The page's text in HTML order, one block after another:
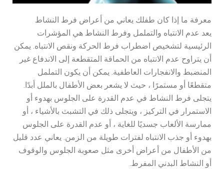
معرفة ما إذا كان طفلك يعاني من أعراض فرط النشاط
يعد عدم الانتباه والتململ وفرط النشاط هي المؤشرات
الرئيسية لتشخيص اضطراب فرط الحركة ونقص الانتباه. يمكن
أن يتراوح عدم الانتباه من الحماقة المتقطعة إلى الاندفاع غير
المنضبط والانفجارات العاطفية. يمكن أن يكون التململ
متقطعًا أو مستمرًا ، حيث لا يشعر بعض الأطفال بالملل أبدًا.
يتجلى فرط النشاط في عدم القدرة على الجلوس بهدوء أو
الاستمرار في التركيز ، ويتجلى ذلك في التشبث بالأشياء ، أو
ممارسة الألعاب جسديًا للغاية ، أو عدم القدرة على الجلوس
بهدوء أو جذب الانتباه لفترات طويلة من الزمن. يعاني عدد قليل
من الأطفال من أعراض أخرى مثل صعوبة الجلوس والوقوف
أو النشاط البدني المفرط.